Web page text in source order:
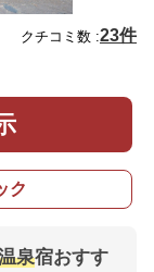
クチコミ数 :23件
1632
ク
泉宿おすす